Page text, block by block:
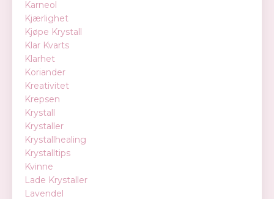
Karneol
Kjærlighet
Kjøpe Krystall
Klar Kvarts
Klarhet
Koriander
Kreativitet
Krepsen
Krystall
Krystaller
Krystallhealing
Krystalltips
Kvinne
Lade Krystaller
Lavendel